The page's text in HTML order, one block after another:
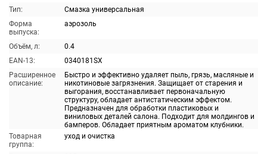
Тип:
Смазка универсальная
Форма
выпуска:
аэрозоль
Объём, л:
0.4
EAN-13:
0340181SX
Расширенное
описание:
Быстро и эффективно удаляет пыль, грязь, масляные и
никотиновые загрязнения. Защищает от старения и
выгорания, восстанавливает первоначальную
структуру, обладает антистатическим эффектом.
Предназначен для обработки пластиковых и
виниловых деталей салона. Подходит для молдингов и
бамперов. Обладает приятным ароматом клубники.
Товарная
группа:
уход и очистка